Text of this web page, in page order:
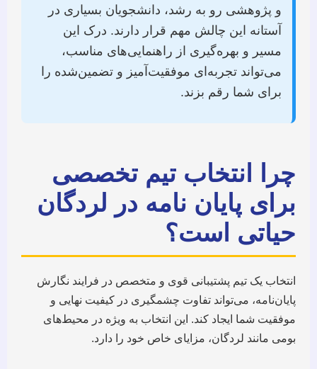
و پژوهشی رو به رشد، دانشجویان بسیاری در
آستانه این چالش مهم قرار دارند. درک این
مسیر و بهره‌گیری از راهنمایی‌های مناسب،
می‌تواند تجربه‌ای موفقیت‌آمیز و تضمین‌شده را
برای شما رقم بزند.
چرا انتخاب تیم تخصصی
برای پایان نامه در لردگان
حیاتی است؟
انتخاب یک تیم پشتیبانی قوی و متخصص در فرایند نگارش
پایان‌نامه، می‌تواند تفاوت چشمگیری در کیفیت نهایی و
موفقیت شما ایجاد کند. این انتخاب به ویژه در محیط‌های
بومی مانند لردگان، مزایای خاص خود را دارد.